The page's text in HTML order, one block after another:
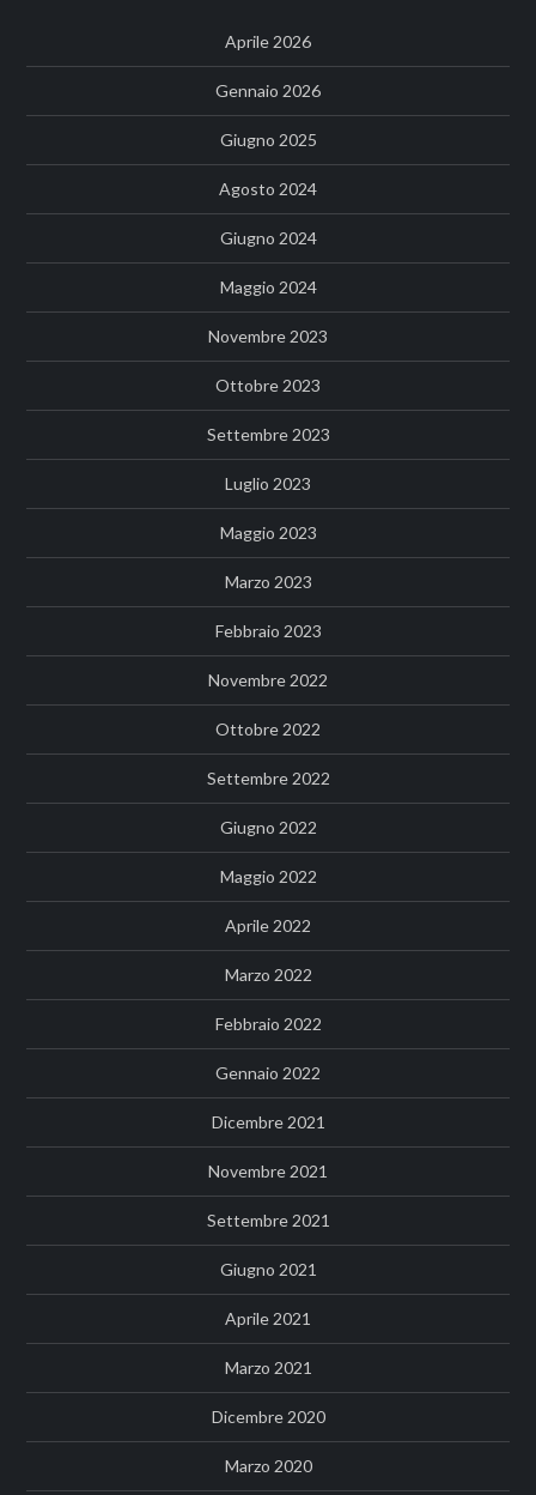
Aprile 2026
Gennaio 2026
Giugno 2025
Agosto 2024
Giugno 2024
Maggio 2024
Novembre 2023
Ottobre 2023
Settembre 2023
Luglio 2023
Maggio 2023
Marzo 2023
Febbraio 2023
Novembre 2022
Ottobre 2022
Settembre 2022
Giugno 2022
Maggio 2022
Aprile 2022
Marzo 2022
Febbraio 2022
Gennaio 2022
Dicembre 2021
Novembre 2021
Settembre 2021
Giugno 2021
Aprile 2021
Marzo 2021
Dicembre 2020
Marzo 2020